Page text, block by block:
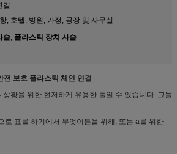
결
, 호텔, 병원, 가정, 공장 및 사무실
슬, 플라스틱 장치 사슬
전 보호 플라스틱 체인 연결
황을 위한 현저하게 유용한 툴일 수 있습니다. 그들
로 표를 하기에서 무엇이든을 위해, 또는 a를 위한